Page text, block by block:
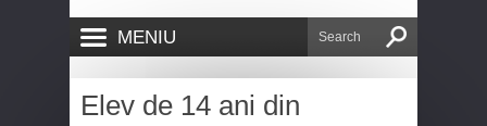
MENIU
Elev de 14 ani din